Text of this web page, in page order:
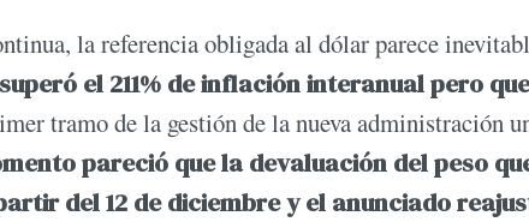
la referencia obligada al dólar parece
el 211% de inflación interanual pero que
tramo de la gestión de la nueva administración
pareció que la devaluación del peso
del 12 de diciembre y el anunciado